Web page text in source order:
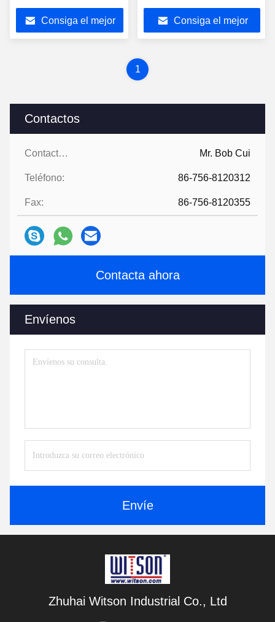
Contactos
Contactos: Mr. Bob Cui
Teléfono: 86-756-8120312
Fax: 86-756-8120355
Contacta ahora
Envíenos
Envíe
CarPlay del estéreo de
las multimedias del
coche
Consiga el mejor
2020 stonic de Kia Rio YB
Consiga el mejor
1
Zhuhai Witson Industrial Co., Ltd